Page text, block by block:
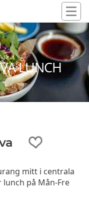
LUNCH
mitt i centrala
på Mån-Fre